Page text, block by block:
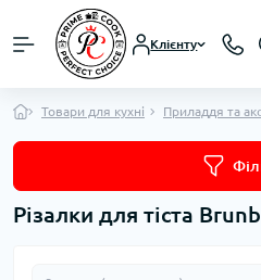
Клієнту
Товари для кухні Приладдя та
Різалки для тіста